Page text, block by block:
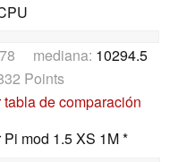
mediana: 10294.5
Points
de comparación
Pi mod 1.5 XS 1M *